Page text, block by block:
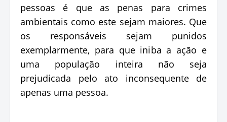
pessoas é que as penas para crimes
ambientais como este sejam maiores. Que
os responsáveis sejam punidos
exemplarmente, para que iniba a ação e
uma população inteira não seja
prejudicada pelo ato inconsequente de
apenas uma pessoa.